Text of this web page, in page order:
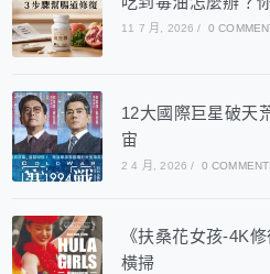
11 7 月, 2026 / 0
12大國際巨星破天
宙
2 4 月, 2026 / 0
《扶桑花女孩-4K
橫掃